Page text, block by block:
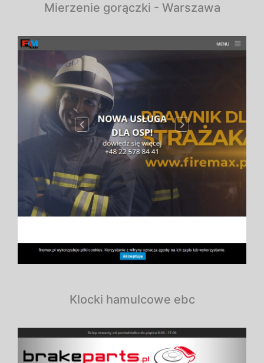
Mierzenie gorączki - Warszawa
Klocki hamulcowe ebc